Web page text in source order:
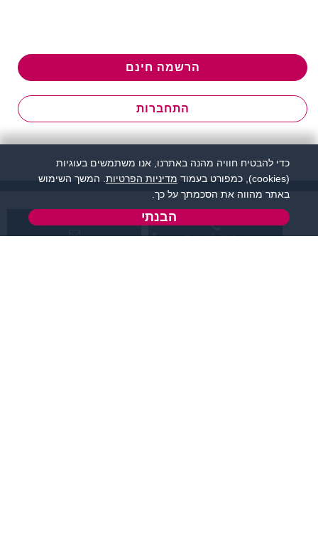
הרשמה חינם
התחברות
שירות לקוחות:
כדי להבטיח חוויה מהנה באתרנו, אנו משתמשים בעוגיות
(cookies), כמפורט בעמוד
מדיניות הפרטיות . המשך השימוש
באתר מהווה את הסכמתך על כך.
הבנתי